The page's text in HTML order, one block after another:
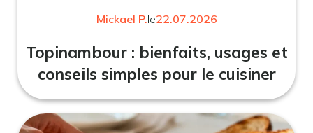
Mickael P.le22.07.2026
Topinambour : bienfaits, usages et
conseils simples pour le cuisiner